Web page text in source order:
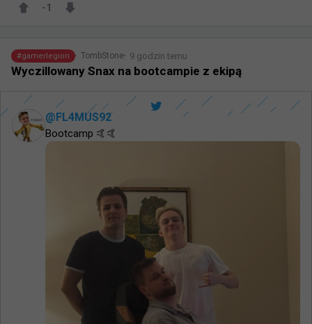
-1
#gamerlegion TombStone 9 godzin temu
Wyczillowany Snax na bootcampie z ekipą
@FL4MUS92
Bootcamp 🤙🤙